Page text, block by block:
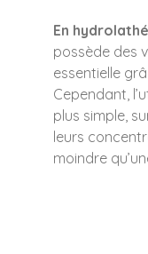
En
possède des
essentielle
Cependant,
plus simple,
leurs
moindre